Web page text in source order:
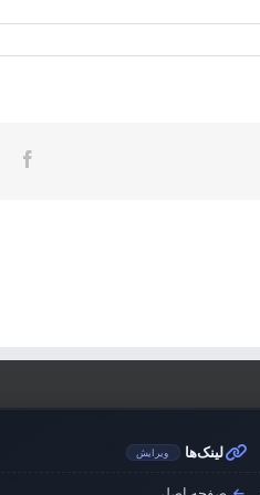
لینک‌ها ویرایش